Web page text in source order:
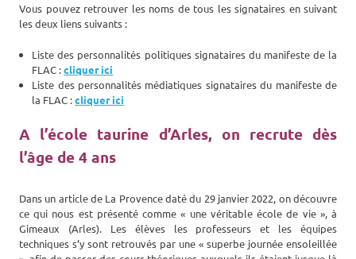
Vous pouvez retrouver les noms de tous les signataires en suivant
les deux liens suivants :
Liste des personnalités politiques signataires du manifeste de la
FLAC :cliquer ici
Liste des personnalités médiatiques signataires du manifeste de
la FLAC :cliquer ici
A l’école taurine d’Arles, on recrute dès
l’âge de 4 ans
Dans un article de La Provence daté du 29 janvier 2022, on découvre
ce qui nous est présenté comme « une véritable école de vie », à
Gimeaux (Arles). Les élèves les professeurs et les équipes
techniques s’y sont retrouvés par une « superbe journée ensoleillée